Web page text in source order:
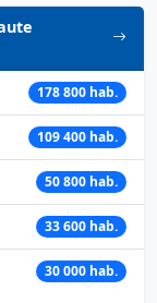
178 800 hab.
109 400 hab.
50 800 hab.
33 600 hab.
30 000 hab.